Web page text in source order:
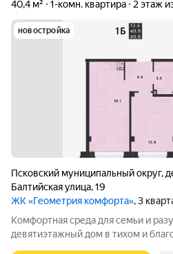
40,4 м² 1-комн. квартира 2 этаж
новостройка
Псковский муниципальный округ,
Балтийская улица,19
ЖК «Геометрия комфорта», 3
Комфортная среда для семьи и
девятиэтажный дом в тихом и